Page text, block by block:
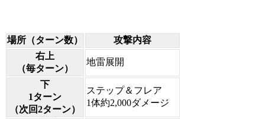
場所（ターン数）
攻撃内容
右上
（毎ターン）
地雷展開
下
1ターン
（次回2ターン）
ステップ＆フレア
1体約2,000ダメージ